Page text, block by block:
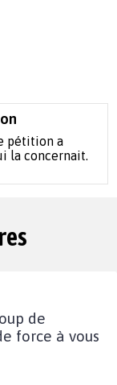
pétition a
la concernait.
de
force à vous